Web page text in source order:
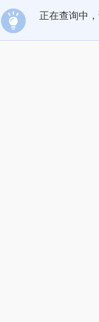
正在查询中